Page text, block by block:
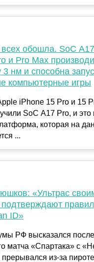
обошла. SoC
и Pro Max
3 нм и способна
компьютерные игры
iPhone 15 Pro и 15
SoC A17 Pro, и это
которая на
...
«Ультрас
ID»
РФ высказался после
матча «Спартака» с
из-за